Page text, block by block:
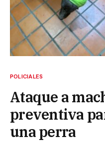
POLICIALES
Ataque a
preventiva
una perra